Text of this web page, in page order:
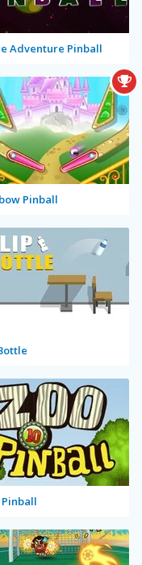
Adventure Pinball
Pinball
Pinball